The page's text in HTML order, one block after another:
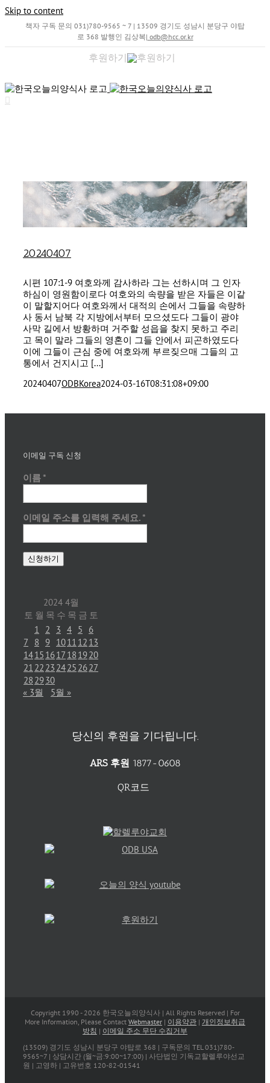
Skip to content
책자 구독 문의 031)780-9565 ~ 7 | 13509 경기도 성남시 분당구 야탑
로 368 발행인 김상복| odb@hcc.or.kr
후원하기
20240407
시편 107:1-9 여호와께 감사하라 그는 선하시며 그 인자
하심이 영원함이로다 여호와의 속량을 받은 자들은 이같
이 말할지어다 여호와께서 대적의 손에서 그들을 속량하
사 동서 남북 각 지방에서부터 모으셨도다 그들이 광야
사막 길에서 방황하며 거주할 성읍을 찾지 못하고 주리
고 목이 말라 그들의 영혼이 그들 안에서 피곤하였도다
이에 그들이 근심 중에 여호와께 부르짖으매 그들의 고
통에서 건지시고 [...]
20240407ODBKorea2024-03-16T08:31:08+09:00
이메일 구독 신청
이름 *
이메일 주소를 입력해 주세요. *
2024 4월
토 월 목 수 목 금 토
1 2 3 4 5
6
7
8 9 1011 12 13
1415 1617 18 1920
21 22 23 2425 2627
28 2930
« 3월
5월 »
당신의 후원을 기다립니다.
ARS 후원 1877-0608
QR코드
Copyright 1990 - 2026 한국오늘의양식사 | All Rights Reserved | For
More Information, Please Contact Webmaster | 이용약관 | 개인정보취급
방침 | 이메일 주소 무단 수집거부
(13509) 경기도 성남시 분당구 야탑로 368 | 구독문의 TEL 031)780-
9565~7 | 상담시간 (월~금:9:00~17:00) | 사단법인 기독교할렐루야선교
원 | 고영하 | 고유번호 120-82-01541